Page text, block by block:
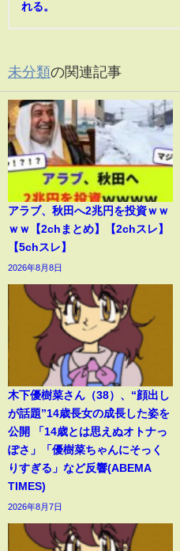
れる。
未分類の関連記事
アラブ、秋田へ2兆円を投資ｗｗ
ｗｗ【2chまとめ】【2chスレ】
【5chスレ】
2026年8月8日
木下優樹菜さん（38）、“顔出し
が話題”14歳長女の成長した姿を
公開 「14歳とは思えぬオトナっ
ぽさ」「優樹菜ちゃんにそっく
りすぎる」など反響(ABEMA
TIMES)
2026年8月7日